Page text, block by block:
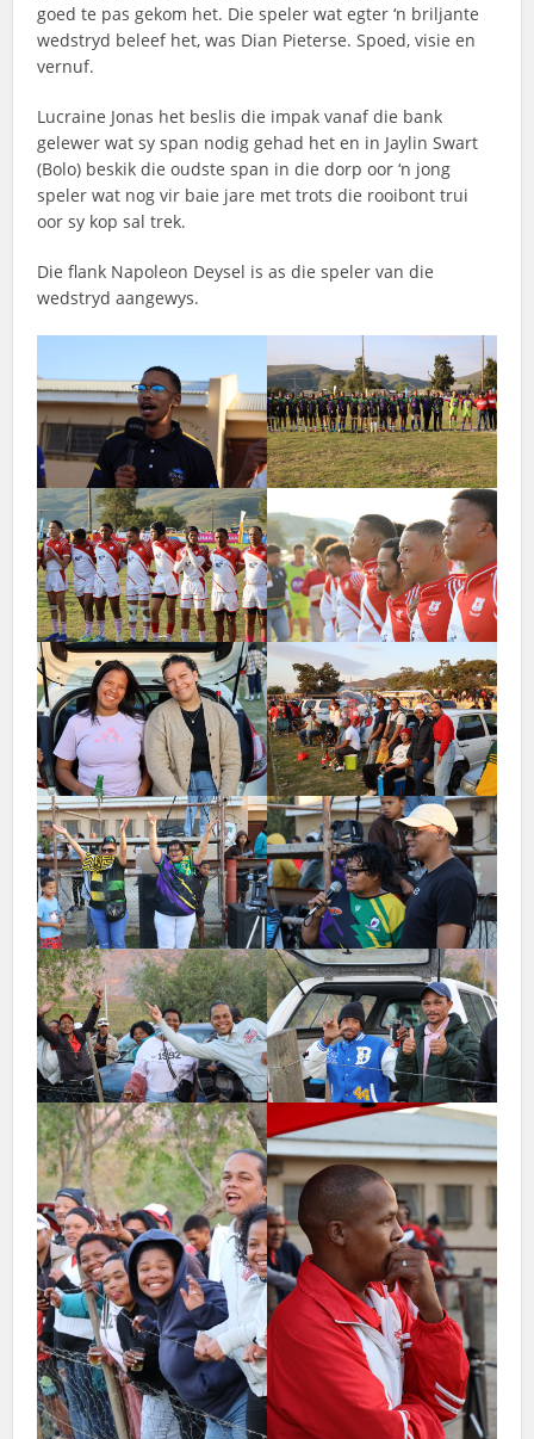
goed te pas gekom het. Die speler wat egter ‘n briljante
wedstryd beleef het, was Dian Pieterse. Spoed, visie en
vernuf.
Lucraine Jonas het beslis die impak vanaf die bank
gelewer wat sy span nodig gehad het en in Jaylin Swart
(Bolo) beskik die oudste span in die dorp oor ‘n jong
speler wat nog vir baie jare met trots die rooibont trui
oor sy kop sal trek.
Die flank Napoleon Deysel is as die speler van die
wedstryd aangewys.